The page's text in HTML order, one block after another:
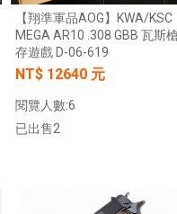
GBB 增強後作力HK53
【翔準軍品AOG】KWA/KSC
MEGA AR10 .308 GBB 瓦斯
存遊戲 D-06-619
NT$ 12640 元
閱覽人數:6
已出售2